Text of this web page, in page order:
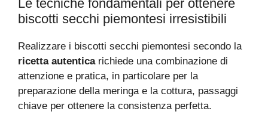
Le tecniche fondamentali per ottenere
biscotti secchi piemontesi irresistibili
Realizzare i biscotti secchi piemontesi secondo la
ricetta autenticarichiede una combinazione di
attenzione e pratica, in particolare per la
preparazione della meringa e la cottura, passaggi
chiave per ottenere la consistenza perfetta.